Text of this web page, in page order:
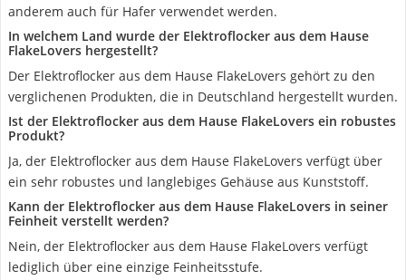
anderem auch für Hafer verwendet werden.
In welchem Land wurde der Elektroflocker aus dem Hause
FlakeLovers hergestellt?
Der Elektroflocker aus dem Hause FlakeLovers gehört zu den
verglichenen Produkten, die in Deutschland hergestellt wurden.
Ist der Elektroflocker aus dem Hause FlakeLovers ein robustes
Produkt?
Ja, der Elektroflocker aus dem Hause FlakeLovers verfügt über
ein sehr robustes und langlebiges Gehäuse aus Kunststoff.
Kann der Elektroflocker aus dem Hause FlakeLovers in seiner
Feinheit verstellt werden?
Nein, der Elektroflocker aus dem Hause FlakeLovers verfügt
lediglich über eine einzige Feinheitsstufe.